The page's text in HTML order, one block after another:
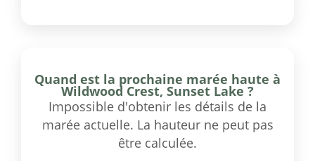
Quand est la prochaine marée haute à
Wildwood Crest, Sunset Lake ?
Impossible d'obtenir les détails de la
marée actuelle. La hauteur ne peut pas
être calculée.